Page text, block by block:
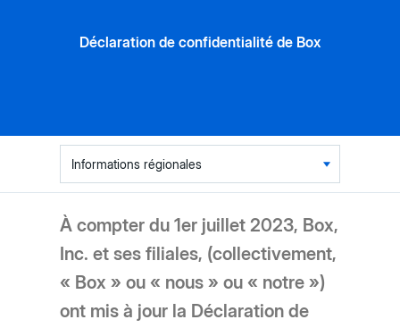
Déclaration de confidentialité de Box
Table
of
contents
À compter du 1er juillet 2023, Box,
Inc. et ses filiales, (collectivement,
« Box » ou « nous » ou « notre »)
ont mis à jour la Déclaration de